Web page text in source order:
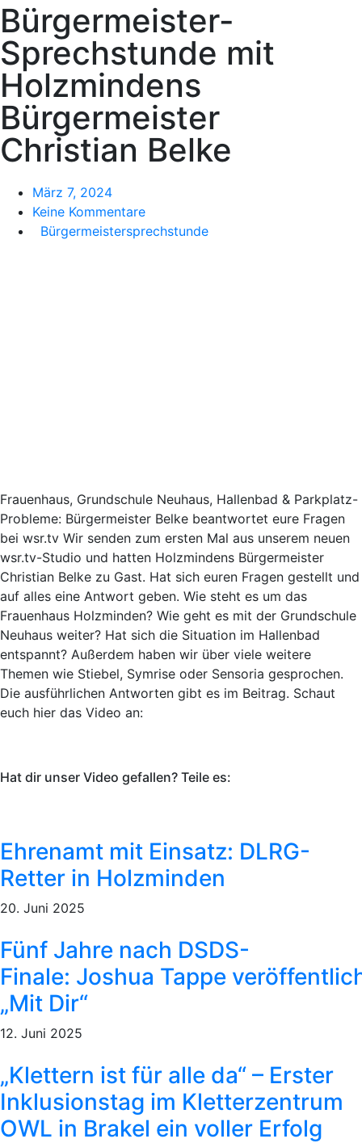
Bürgermeister-
Sprechstunde mit
Holzmindens
Bürgermeister
Christian Belke
März 7, 2024
Keine Kommentare
Bürgermeistersprechstunde
Frauenhaus, Grundschule Neuhaus, Hallenbad & Parkplatz-
Probleme: Bürgermeister Belke beantwortet eure Fragen
bei wsr.tv Wir senden zum ersten Mal aus unserem neuen
wsr.tv-Studio und hatten Holzmindens Bürgermeister
Christian Belke zu Gast. Hat sich euren Fragen gestellt und
auf alles eine Antwort geben. Wie steht es um das
Frauenhaus Holzminden? Wie geht es mit der Grundschule
Neuhaus weiter? Hat sich die Situation im Hallenbad
entspannt? Außerdem haben wir über viele weitere
Themen wie Stiebel, Symrise oder Sensoria gesprochen.
Die ausführlichen Antworten gibt es im Beitrag. Schaut
euch hier das Video an:
Hat dir unser Video gefallen? Teile es:
Ehrenamt mit Einsatz: DLRG-
Retter in Holzminden
20. Juni 2025
Fünf Jahre nach DSDS-
Finale: Joshua Tappe
„Mit Dir“
12. Juni 2025
„Klettern ist für alle da“ – Erster
Inklusionstag im Kletterzentrum
OWL in Brakel ein voller Erfolg